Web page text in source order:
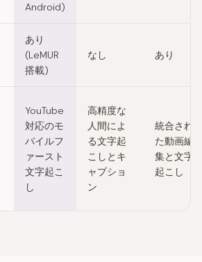
Android)
あり
(LeMUR
搭載)
なし あり
YouTube
対応のモ
バイルフ
ァースト
文字起こ
し
高精度な
人間によ
る文字起
こしとキ
ャプショ
ン
統合され
た動画編
集と文字
起こし